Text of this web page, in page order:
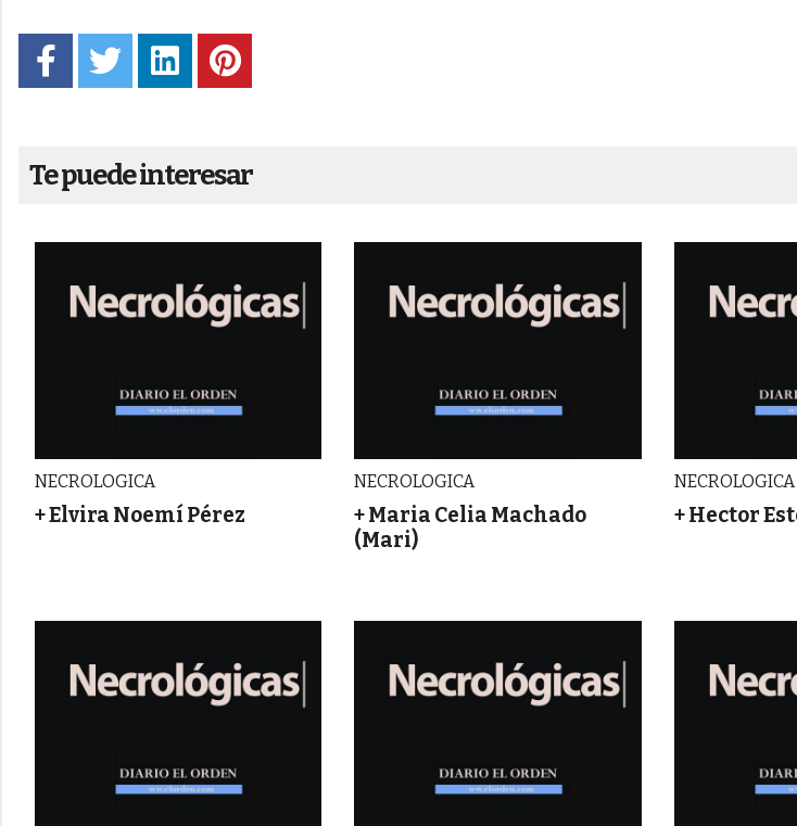
Te puede interesar
NECROLOGICA
+ Elvira Noemí Pérez
NECROLOGICA
+ Maria Celia Machado
(Mari)
NECROLOGICA
+ Hector